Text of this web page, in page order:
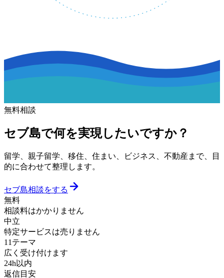
無料相談
セブ島で何を実現したいですか？
留学、親子留学、移住、住まい、ビジネス、不動産まで、目
的に合わせて整理します。
セブ島相談をする
無料
相談料はかかりません
中立
特定サービスは売りません
11テーマ
広く受け付けます
24h以内
返信目安